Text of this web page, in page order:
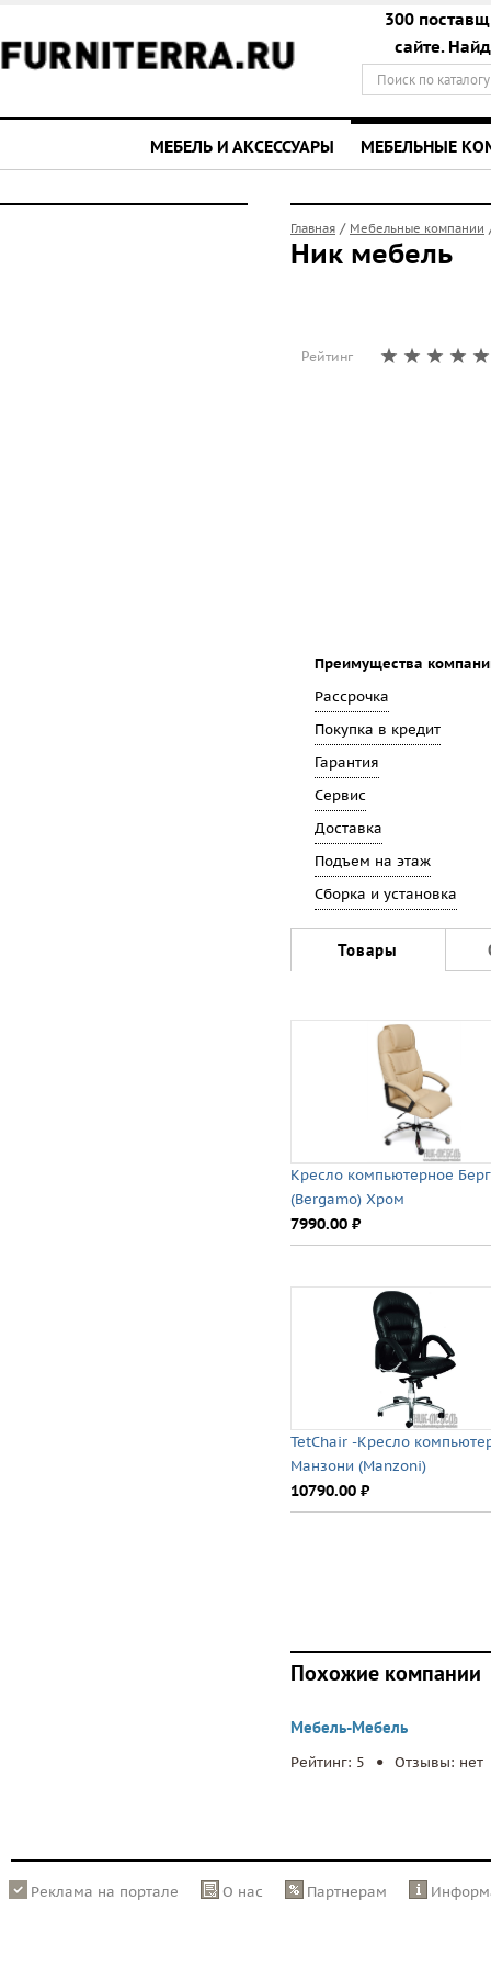
300
сайте.
МЕБЕЛЬ И АКСЕССУАРЫ МЕБЕЛЬНЫЕ
Главная / Мебельные компании
Ник мебель
Рейтинг
Преимущества
Рассрочка
Покупка в кредит
Гарантия
Сервис
Доставка
Подъем на этаж
Сборка и установка
Товары
Кресло компьютерное
(Bergamo) Хром
7990.00 ⃏
TetChair -Кресло
Манзони (Manzoni)
10790.00 ⃏
Похожие компании
Мебель-Мебель
Рейтинг: 5 . Отзывы: нет
Реклама на портале О нас Партнерам